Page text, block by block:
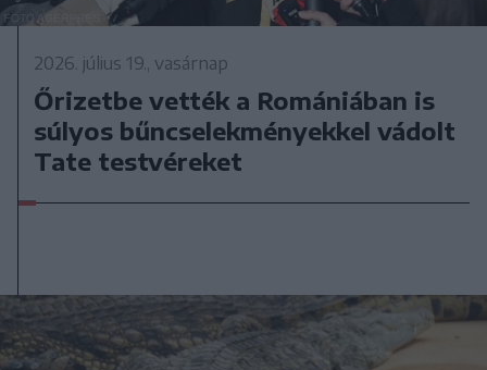
2026. július 19., vasárnap
Őrizetbe vették a Romániában is
súlyos bűncselekményekkel vádolt
Tate testvéreket